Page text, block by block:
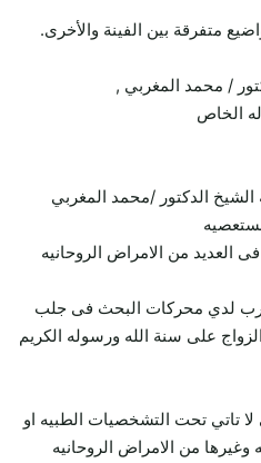
متفرقة بين الفينة والأخرى.
/ محمد المغربي ,
الخاص
الدكتور /محمد المغربي
العديد من الامراض الروحانيه
لدي محركات البحث فى جلب
على سنة الله ورسوله الكريم
تاتي تحت التشخصيات الطبيه او
وغيرها من الامراض الروحانيه